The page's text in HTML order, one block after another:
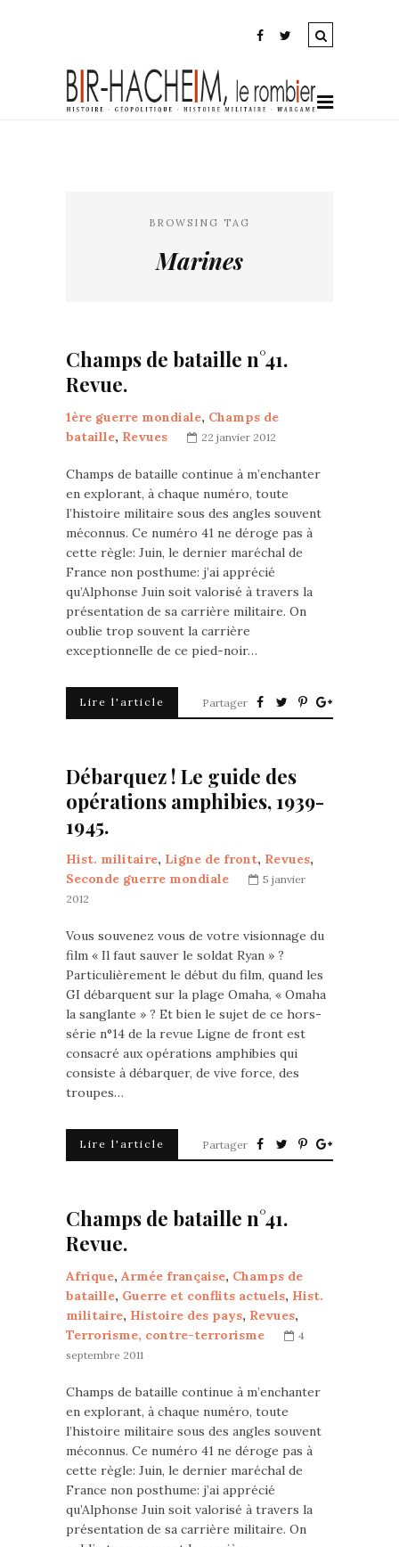
BROWSING TAG
Marines
Champs de bataille n°41.
Revue.
1ère guerre mondiale, Champs de
bataille, Revues 22 janvier 2012
Champs de bataille continue à m’enchanter
en explorant, à chaque numéro, toute
l’histoire militaire sous des angles souvent
méconnus. Ce numéro 41 ne déroge pas à
cette règle: Juin, le dernier maréchal de
France non posthume: j’ai apprécié
qu’Alphonse Juin soit valorisé à travers la
présentation de sa carrière militaire. On
oublie trop souvent la carrière
exceptionnelle de ce pied-noir…
Lire l'article Partager
Débarquez ! Le guide des
opérations amphibies, 1939-
1945.
Hist. militaire, Ligne de front, Revues,
Seconde guerre mondiale
5 janvier
2012
Vous souvenez vous de votre visionnage du
film « Il faut sauver le soldat Ryan » ?
Particulièrement le début du film, quand les
GI débarquent sur la plage Omaha, « Omaha
la sanglante » ? Et bien le sujet de ce hors-
série n°14 de la revue Ligne de front est
consacré aux opérations amphibies qui
consiste à débarquer, de vive force, des
troupes…
Lire l'article Partager
Champs de bataille n°41.
Revue.
Afrique, Armée française, Champs de
bataille, Guerre et conflits actuels, Hist.
militaire, Histoire des pays, Revues,
Terrorisme, contre-terrorisme
4
septembre 2011
Champs de bataille continue à m’enchanter
en explorant, à chaque numéro, toute
l’histoire militaire sous des angles souvent
méconnus. Ce numéro 41 ne déroge pas à
cette règle: Juin, le dernier maréchal de
France non posthume: j’ai apprécié
qu’Alphonse Juin soit valorisé à travers la
présentation de sa carrière militaire. On